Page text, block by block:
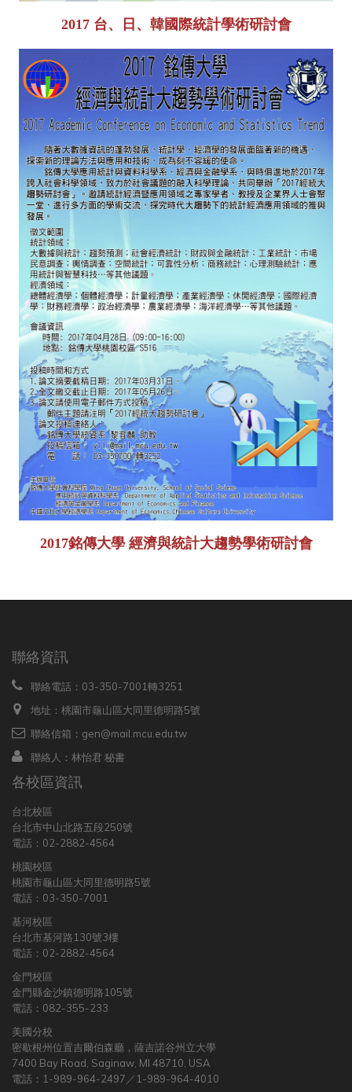
2017 台、日、韓國際統計學術研討會
2017銘傳大學 經濟與統計大趨勢學術研討會
聯絡資訊
聯絡電話：03-350-7001轉3251
地址：桃園市龜山區大同里德明路5號
聯絡信箱：gen@mail.mcu.edu.tw
聯絡人：林怡君 秘書
各校區資訊
台北校區
台北市中山北路五段250號
電話：02-2882-4564
桃園校區
桃園市龜山區大同里德明路5號
電話：03-350-7001
基河校區
台北市基河路130號3樓
電話：02-2882-4564
金門校區
金門縣金沙鎮德明路105號
電話：082-355-233
美國分校
密歇根州位置吉爾伯森廳，薩吉諾谷州立大學
7400 Bay Road, Saginaw, MI 48710, USA
電話：1-989-964-2497／1-989-964-4010